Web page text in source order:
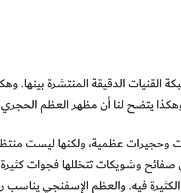
القنيات الدقيقة المنتشرة بينها.
يتضح لنا أن مظهر العظم
وحجيرات عظمية، ولكنها ليست
صفائح وشويكات تتخللها فجوات
فيه. والعظم الإسفنجي